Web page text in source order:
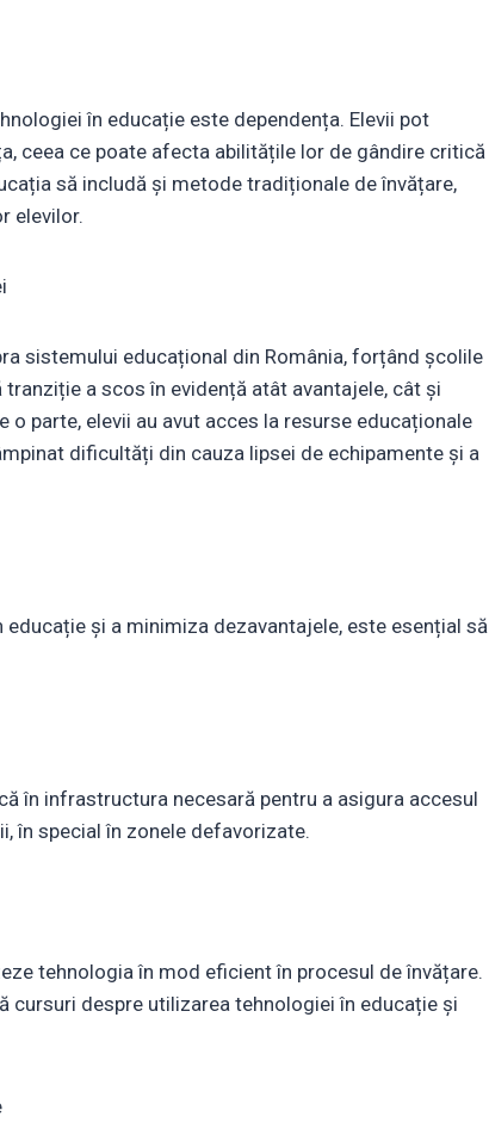
în educație este dependența. Elevii pot
ceea ce poate afecta abilitățile lor de gândire critică
să includă și metode tradiționale de învățare,
elevilor.
sistemului educațional din România, forțând școlile
a scos în evidență atât avantajele, cât și
parte, elevii au avut acces la resurse educaționale
dificultăți din cauza lipsei de echipamente și a
și a minimiza dezavantajele, este esențial să
în infrastructura necesară pentru a asigura accesul
în special în zonele defavorizate.
tehnologia în mod eficient în procesul de învățare.
cursuri despre utilizarea tehnologiei în educație și